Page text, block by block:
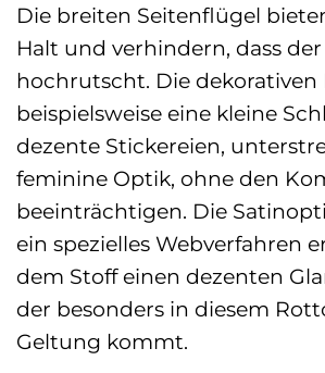
Die breiten Seitenflügel
Halt und verhindern, dass der
hochrutscht. Die dekorativen
beispielsweise eine kleine
dezente Stickereien,
feminine Optik, ohne den
beeinträchtigen. Die
ein spezielles Webverfahren
dem Stoff einen dezenten
der besonders in diesem
Geltung kommt.